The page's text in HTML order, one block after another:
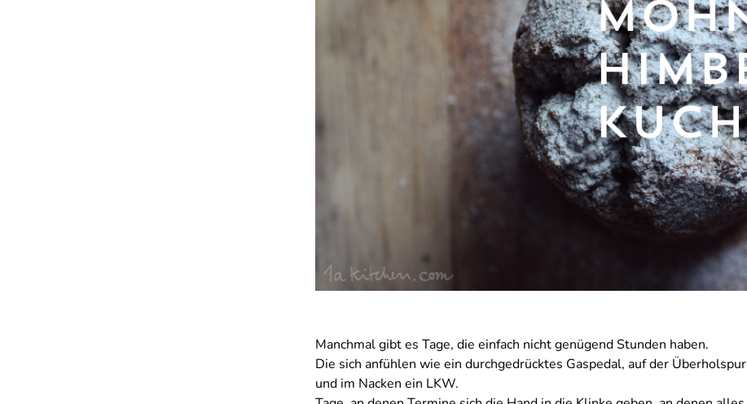
Manchmal gibt es Tage, die einfach nicht genügend Stunden haben.
Die sich anfühlen wie ein durchgedrücktes Gaspedal, auf der Überholspur
und im Nacken ein LKW.